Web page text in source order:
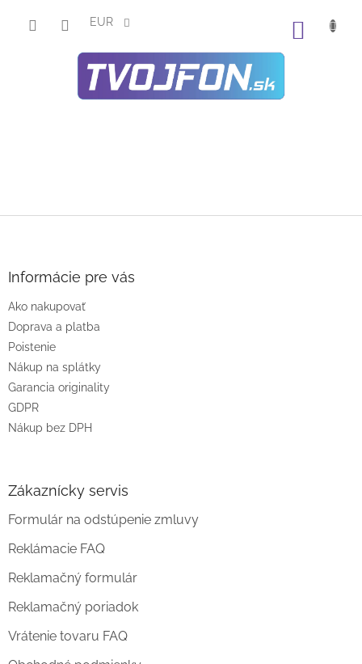
EUR
Informácie pre vás
Ako nakupovať
Doprava a platba
Poistenie
Nákup na splátky
Garancia originality
GDPR
Nákup bez DPH
Zákaznícky servis
Formulár na odstúpenie zmluvy
Reklámacie FAQ
Reklamačný formulár
Reklamačný poriadok
Vrátenie tovaru FAQ